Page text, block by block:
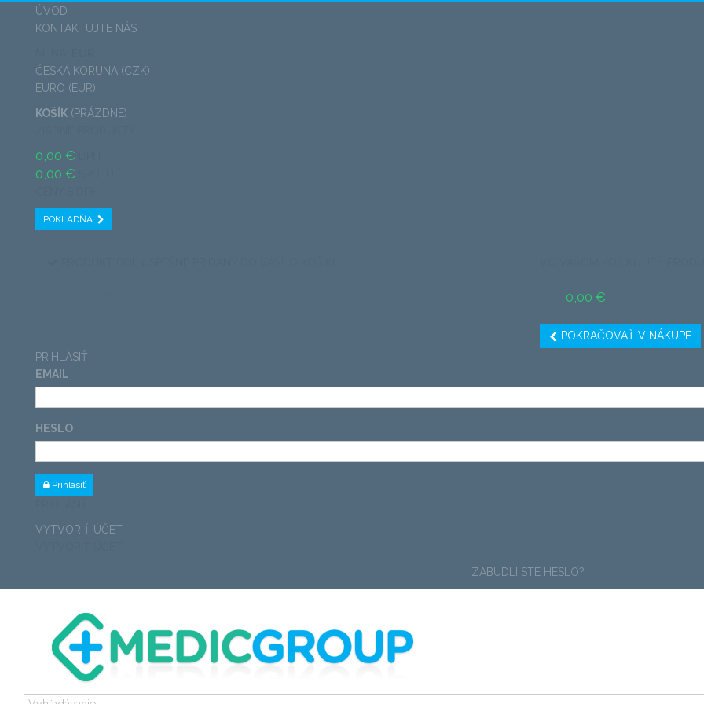
ÚVOD
KONTAKTUJTE NÁS
ČESKÁ KORUNA (CZK)
EURO (EUR)
KOŠÍK (PRÁZDNE)
0,00 €
0,00 €
POKLADŇA
0,00 €
POKRAČOVAŤ V NÁKUPE
PRIHLÁSIŤ
EMAIL
HESLO
Prihlásiť
VYTVORIŤ ÚČET
ZABUDLI STE HESLO?